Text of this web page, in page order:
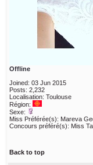
Offline
Joined: 03 Jun 2015
Posts: 2,232
Localisation: Toulouse
Région:
Sexe:
Miss Préférée(s): Mareva
Concours préféré(s): Miss
Back to top